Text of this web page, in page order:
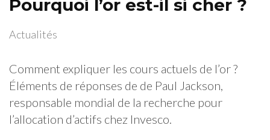
Pourquoi l’or est-il si cher ?
Actualités
Comment expliquer les cours actuels de l’or ?
Éléments de réponses de de Paul Jackson,
responsable mondial de la recherche pour
l’allocation d’actifs chez Invesco.